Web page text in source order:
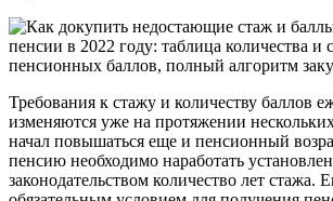
Требования к стажу и количеству баллов
изменяются уже на протяжении
начал повышаться еще и пенсионный
пенсию необходимо наработать
законодательством количество лет стажа.